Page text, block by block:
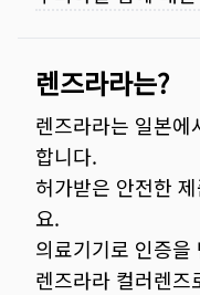
렌즈라라는?
렌즈라라는 일본
합니다.
허가받은 안전한
요.
의료기기로 인증
렌즈라라 컬러렌